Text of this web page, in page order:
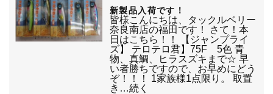
新製品入荷です！
皆様こんにちは、タックルベリー
奈良南店の福田です！ さて！本
日はこちら！！ 【ジャンプライ
ズ】 テロテロ君】75F 5色 青
物、真鯛、ヒラスズキまで☆ 早
い者勝ちですので、お早めにどう
ぞ！！！ 1家族様1点限り。 取置
き…続く